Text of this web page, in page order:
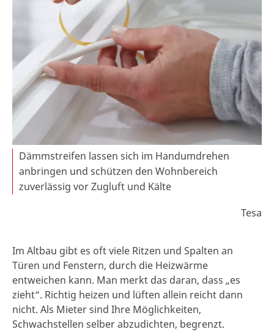
Dämmstreifen lassen sich im Handumdrehen
anbringen und schützen den Wohnbereich
zuverlässig vor Zugluft und Kälte
Tesa
Im Altbau gibt es oft viele Ritzen und Spalten an
Türen und Fenstern, durch die Heizwärme
entweichen kann. Man merkt das daran, dass „es
zieht“. Richtig heizen und lüften allein reicht dann
nicht. Als Mieter sind Ihre Möglichkeiten,
Schwachstellen selber abzudichten, begrenzt.